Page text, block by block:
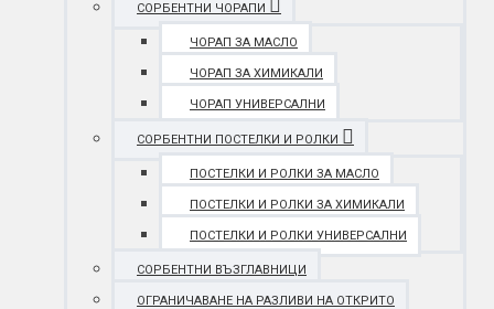
СОРБЕНТНИ ЧОРАПИ
ЧОРАП ЗА МАСЛО
ЧОРАП ЗА ХИМИКАЛИ
ЧОРАП УНИВЕРСАЛНИ
СОРБЕНТНИ ПОСТЕЛКИ И РОЛКИ
ПОСТЕЛКИ И РОЛКИ ЗА МАСЛО
ПОСТЕЛКИ И РОЛКИ ЗА ХИМИКАЛИ
ПОСТЕЛКИ И РОЛКИ УНИВЕРСАЛНИ
СОРБЕНТНИ ВЪЗГЛАВНИЦИ
ОГРАНИЧАВАНЕ НА РАЗЛИВИ НА ОТКРИТО